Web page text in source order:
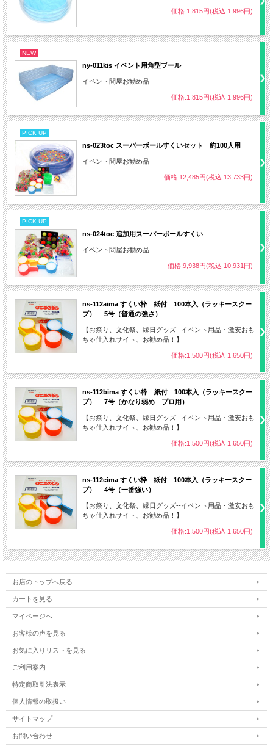
価格:1,815円(税込 1,996円)
NEW
ny-011kis イベント用角型プール
イベント問屋お勧め品
価格:1,815円(税込 1,996円)
PICK UP
ns-023toc スーパーボールすくいセット 約100人用
イベント問屋お勧め品
価格:12,485円(税込 13,733円)
PICK UP
ns-024toc 追加用スーパーボールすくい
イベント問屋お勧め品
価格:9,938円(税込 10,931円)
ns-112aima すくい枠 紙付 100本入（ラッキースクー
プ） 5号（普通の強さ）
【お祭り、文化祭、縁日グッズ--イベント用品・激安おも
ちゃ仕入れサイト、お勧め品！】
価格:1,500円(税込 1,650円)
ns-112bima すくい枠 紙付 100本入（ラッキースクー
プ） 7号（かなり弱め プロ用）
【お祭り、文化祭、縁日グッズ--イベント用品・激安おも
ちゃ仕入れサイト、お勧め品！】
価格:1,500円(税込 1,650円)
ns-112eima すくい枠 紙付 100本入（ラッキースクー
プ） 4号（一番強い）
【お祭り、文化祭、縁日グッズ--イベント用品・激安おも
ちゃ仕入れサイト、お勧め品！】
価格:1,500円(税込 1,650円)
お店のトップへ戻る
カートを見る
マイページへ
お客様の声を見る
お気に入りリストを見る
ご利用案内
特定商取引法表示
個人情報の取扱い
サイトマップ
お問い合わせ